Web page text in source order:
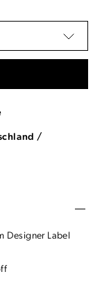
/
Designer Label